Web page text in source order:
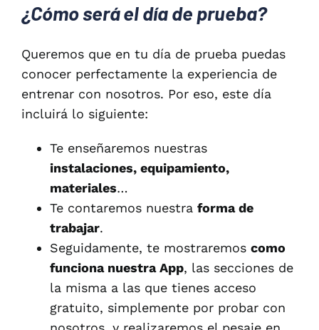
¿Cómo será el día de prueba?
Queremos que en tu día de prueba puedas
conocer perfectamente la experiencia de
entrenar con nosotros. Por eso, este día
incluirá lo siguiente:
Te enseñaremos nuestras
instalaciones, equipamiento,
materiales…
Te contaremos nuestra forma de
trabajar.
Seguidamente, te mostraremos como
funciona nuestra App, las secciones de
la misma a las que tienes acceso
gratuito, simplemente por probar con